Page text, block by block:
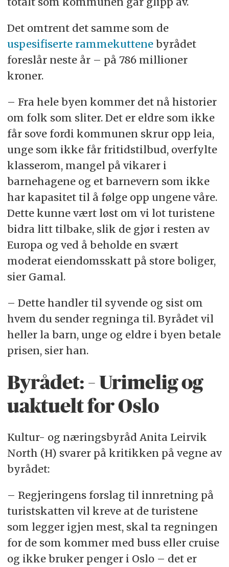
Det omtrent det samme som de
uspesifiserte rammekuttene byrådet
foreslår neste år – på 786 millioner
kroner.
– Fra hele byen kommer det nå historier
om folk som sliter. Det er eldre som ikke
får sove fordi kommunen skrur opp leia,
unge som ikke får fritidstilbud, overfylte
klasserom, mangel på vikarer i
barnehagene og et barnevern som ikke
har kapasitet til å følge opp ungene våre.
Dette kunne vært løst om vi lot turistene
bidra litt tilbake, slik de gjør i resten av
Europa og ved å beholde en svært
moderat eiendomsskatt på store boliger,
sier Gamal.
– Dette handler til syvende og sist om
hvem du sender regninga til. Byrådet vil
heller la barn, unge og eldre i byen betale
prisen, sier han.
Byrådet: – Urimelig og
uaktuelt for Oslo
Kultur- og næringsbyråd Anita Leirvik
North (H) svarer på kritikken på vegne av
byrådet:
– Regjeringens forslag til innretning på
turistskatten vil kreve at de turistene
som legger igjen mest, skal ta regningen
for de som kommer med buss eller cruise
og ikke bruker penger i Oslo – det er